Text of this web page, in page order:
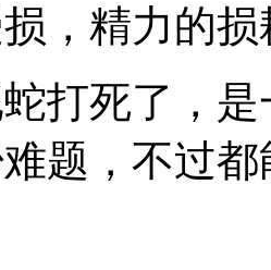
，精力的损
打死了，
题，不过